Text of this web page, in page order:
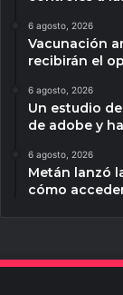
6 agosto, 2026
Vacunación
recibirán el
6 agosto, 2026
Un estudio
de adobe y
6 agosto, 2026
Metán lanzó
cómo